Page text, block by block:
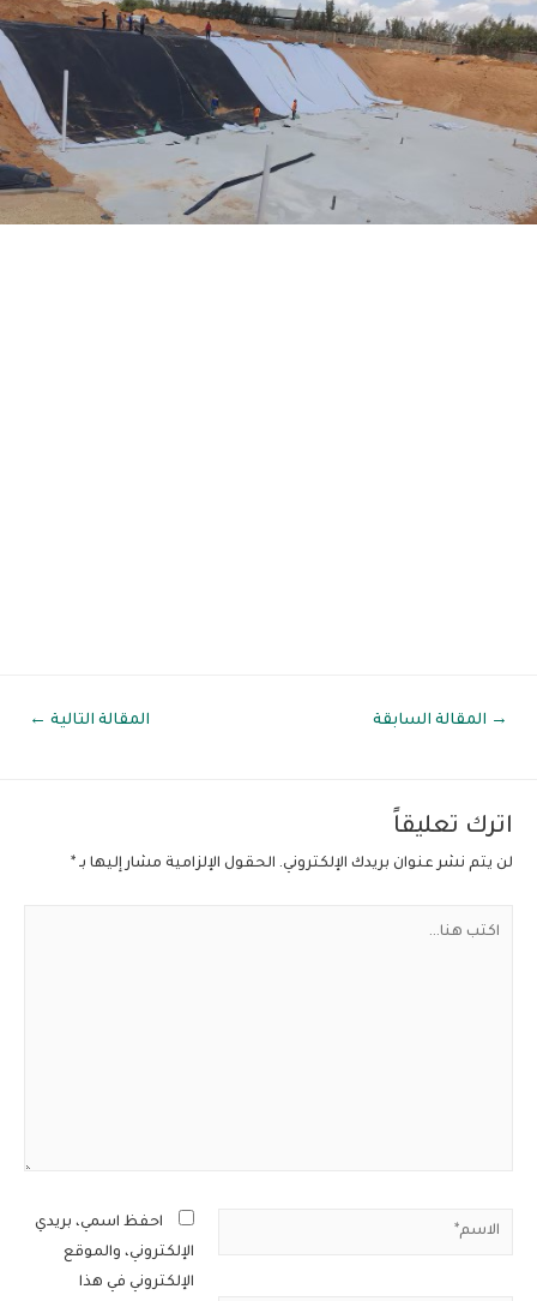
تصفّح→ المقالة السابقة المقالة التالية ←
اترك تعليقاً
لن يتم نشر عنوان بريدك الإلكتروني. الحقول الإلزامية مشار إليها بـ *
الاسم*
احفظ اسمي، بريدي
الإلكتروني، والموقع
الإلكتروني في هذا